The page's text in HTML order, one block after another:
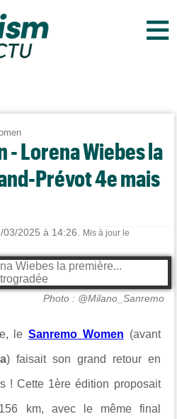
≡
- Lorena Wiebes la
Prévot 4e mais
03/2025 à 14:26.
Mis à jour le
Photo : @Milano_Sanremo
leSanremo Women (avant
) faisait son grand retour en
! Cette 1ère édition proposait
km, avec le même final